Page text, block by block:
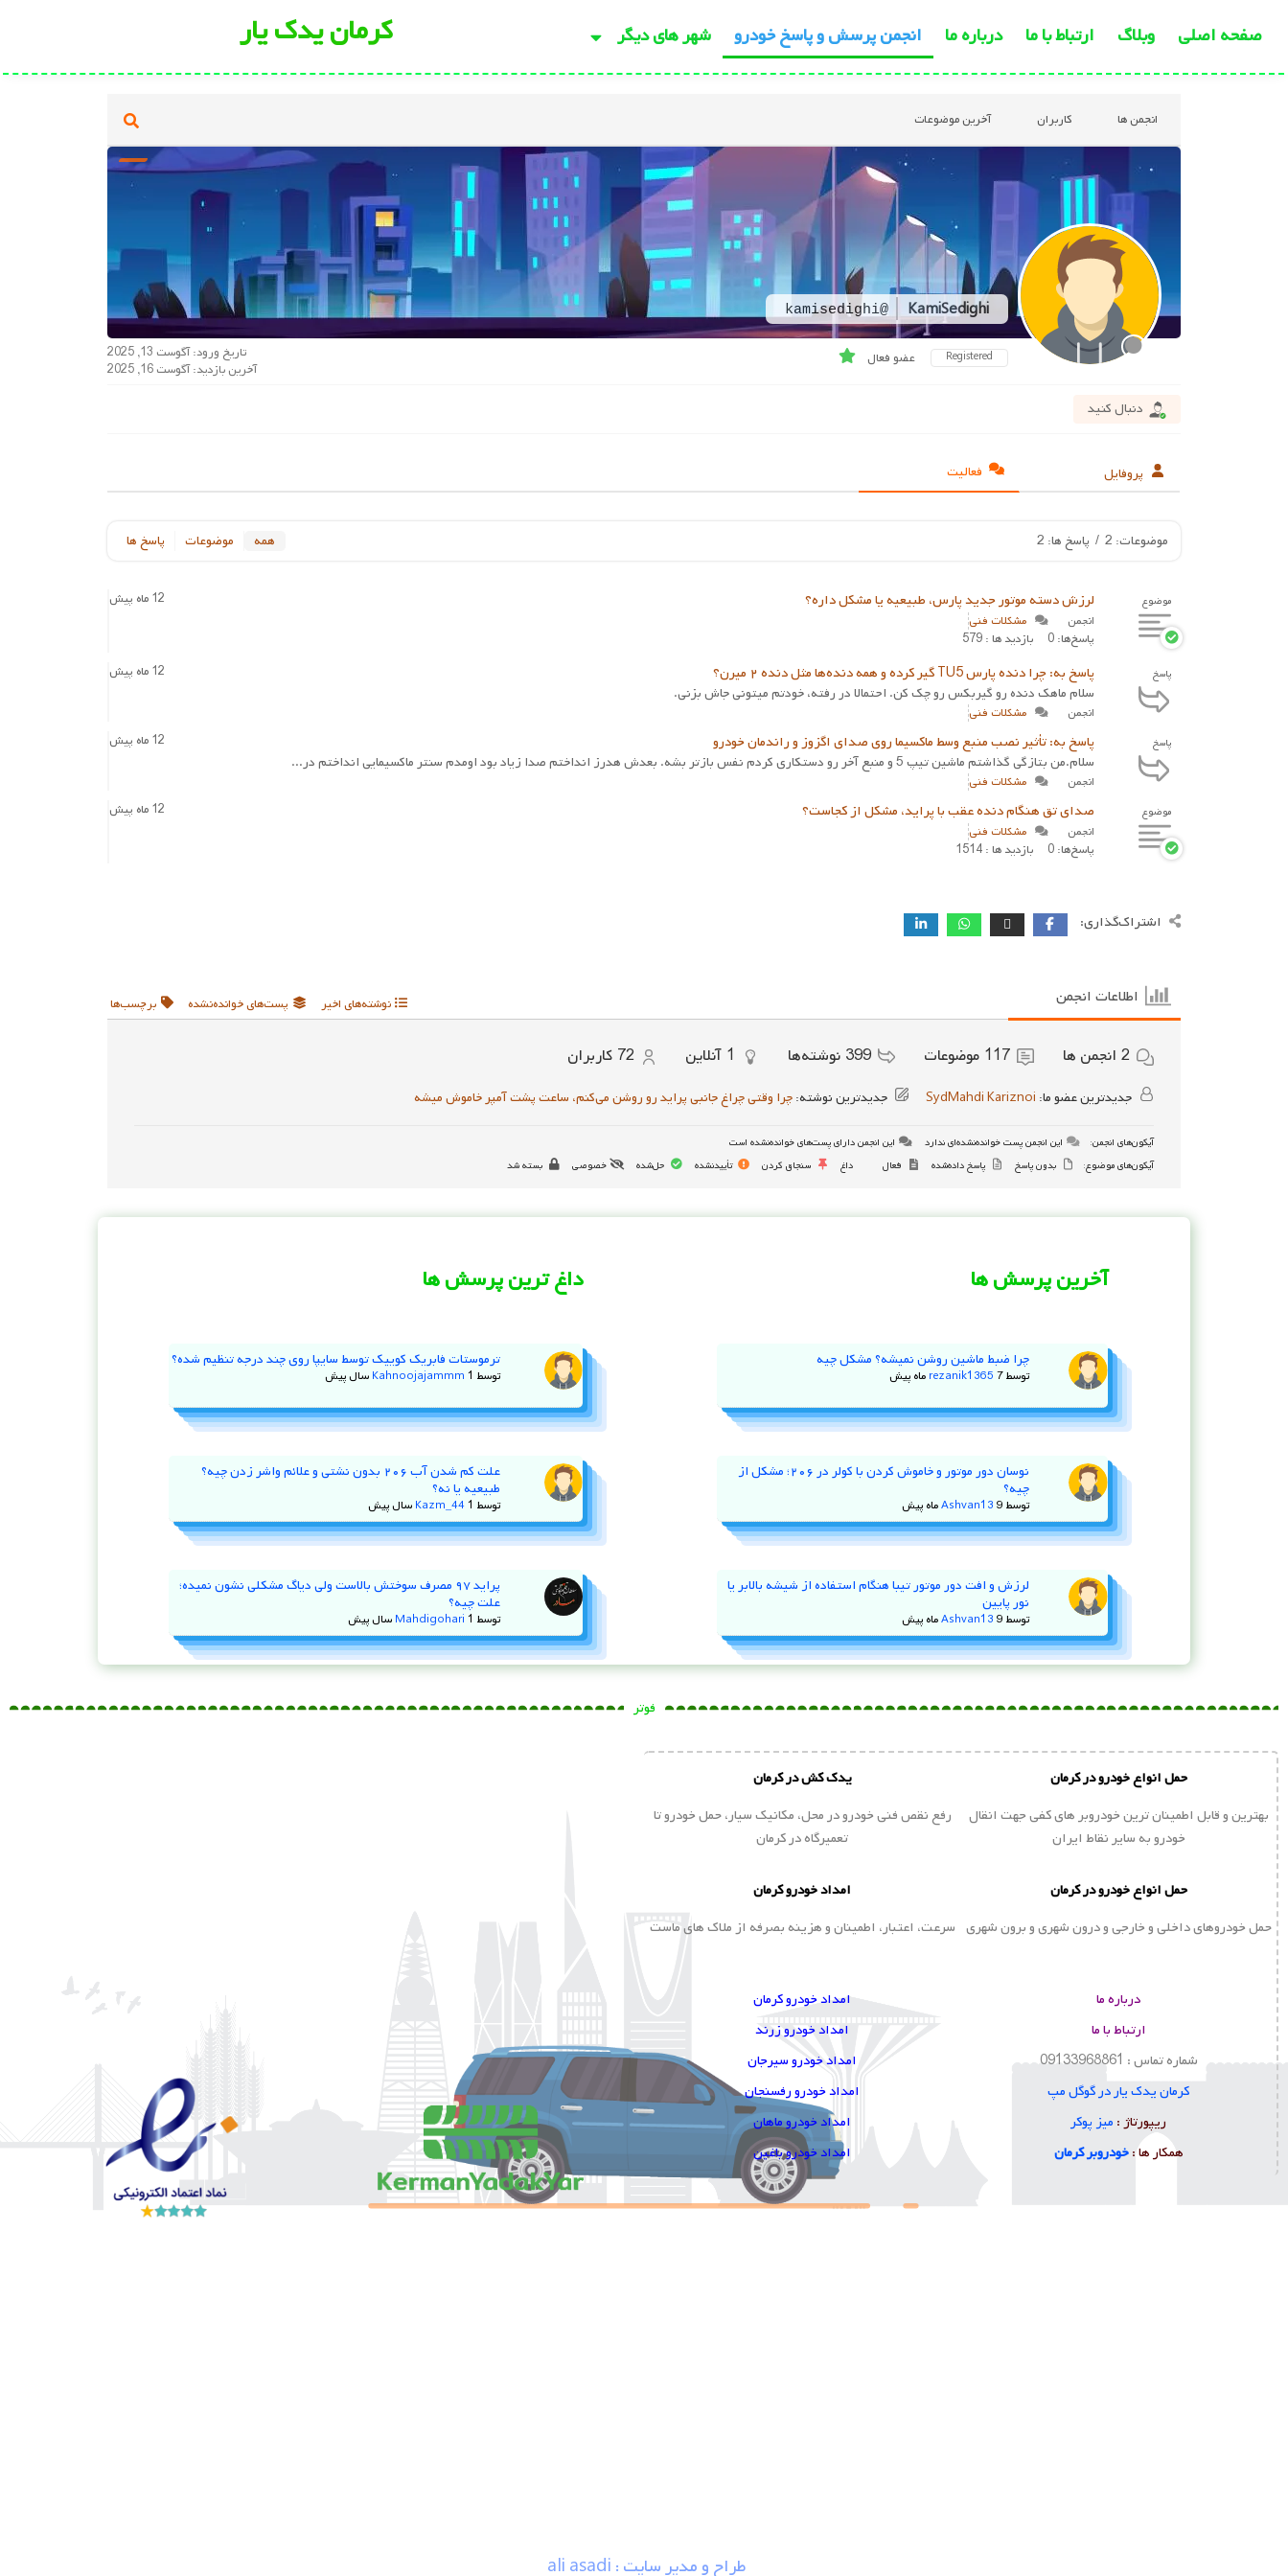
صفحه اصلی وبلاگ ارتباط با ما درباره ما انجمن پرسش و پاسخ خودرو شهر های دیگر کرمان یدک یار
انجمن ها کاربران آخرین موضوعات
KamiSedighi
@kamisedighi
Registered عضو فعال
تاریخ ورود: آگوست 13, 2025
آخرین بازدید: آگوست 16, 2025
دنبال کنید
پروفایل فعالیت
موضوعات: 2 / پاسخ ها: 2 همه موضوعات پاسخ ها
موضوع لرزش دسته موتور جدید پارس، طبیعیه یا مشکل داره؟ 12 ماه پیش
انجمن مشکلات فنی
پاسخ‌ها: 0 بازدید ها : 579
پاسخ پاسخ به: چرا دنده پارس TU5 گیر کرده و همه دنده‌ها مثل دنده ۲ میرن؟
سلام ماهک دنده رو گیربکس رو چک کن. احتمالا در رفته، خودتم میتونی جاش بزنی.
12 ماه پیش
انجمن مشکلات فنی
پاسخ پاسخ به: تأثیر نصب منبع وسط ماکسیما روی صدای اگزوز و راندمان خودرو
سلام.من بتازگی گذاشتم ماشین تیپ 5 و منبع آخر رو دستکاری کردم نفس بازتر بشه. بعدش هدرز انداختم صدا زیاد بود اومدم سنتر ماکسیمایی انداختم در...
12 ماه پیش
انجمن مشکلات فنی
موضوع صدای تق هنگام دنده عقب با پراید، مشکل از کجاست؟ 12 ماه پیش
انجمن مشکلات فنی
پاسخ‌ها: 0 بازدید ها : 1514
اشتراک‌گذاری:
اطلاعات انجمن نوشته‌های اخیر پست‌های خوانده‌نشده برچسب‌ها
2 انجمن ها 117 موضوعات 399 نوشته‌ها 1 آنلاین 72 کاربران
جدیدترین عضو ما: SydMahdi Kariznoi جدیدترین نوشته:چرا وقتی چراغ جانبی پراید رو روشن می‌کنم، ساعت پشت آمپر خاموش میشه
آیکون‌های انجمن: این انجمن پست خوانده‌نشده‌ای ندارد
این انجمن دارای پست‌های خوانده‌نشده است
آیکون‌های موضوع:
بدون پاسخ پاسخ داده‌شده فعال داغ سنجاق کردن تأییدنشده حل‌شده خصوصی بسته شد
آخرین پرسش ها
چرا ضبط ماشین روشن نمیشه؟ مشکل چیه
توسط rezanik1365 7 ماه پیش
نوسان دور موتور و خاموش کردن با کولر در ۲۰۶؛ مشکل از
چیه؟
توسط Ashvan13 9 ماه پیش
لرزش و افت دور موتور تیبا هنگام استفاده از شیشه‌ بالابر یا
نور پایین
توسط Ashvan13 9 ماه پیش
داغ ترین پرسش ها
ترموستات فابریک کوییک توسط سایپا روی چند درجه تنظیم شده؟
توسط Kahnoojajammm 1 سال پیش
علت کم شدن آب ۲۰۶ بدون نشتی و علائم واشر زدن چیه؟
طبیعیه یا نه؟
توسط Kazm_44 1 سال پیش
پراید ۹۷ مصرف سوختش بالاست ولی دیاگ مشکلی نشون نمیده؛
علت چیه؟
توسط Mahdigohari 1 سال پیش
فوتر
حمل انواع خودرو در کرمان
بهترین و قابل اطمینان ترین خودروبر های کفی جهت انقال
خودرو به سایر نقاط ایران
یدک کش در کرمان
رفع نقص فنی خودرو در محل، مکانیک سیار، حمل خودرو تا
تعمیرگاه در کرمان
حمل انواع خودرو در کرمان
حمل خودروهای داخلی و خارجی و درون شهری و برون شهری
امداد خودرو کرمان
سرعت، اعتبار، اطمینان و هزینه بصرفه از ملاک های ماست
درباره ما
ارتباط با ما
شماره تماس : 09133968861
کرمان یدک یار در گوگل مپ
ریپورتاژ : میز پوکر
همکار ها :خودروبر کرمان
امداد خودرو کرمان
امداد خودرو زرند
امداد خودرو سیرجان
امداد خودرو رفسنجان
امداد خودرو ماهان
امداد خودرو باغین
طراح و مدیر سایت : ali asadi